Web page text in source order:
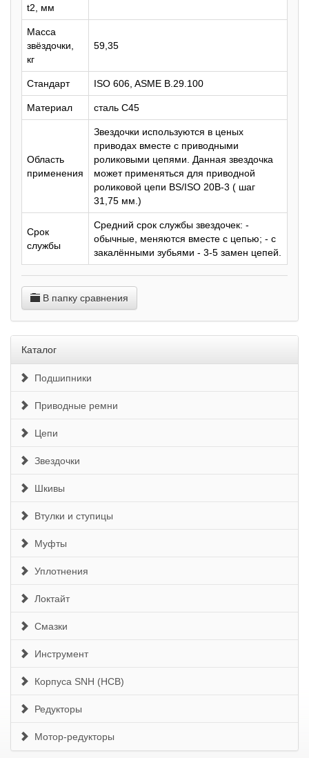
t2, мм
Масса
звёздочки,
кг
59,35
Стандарт ISO 606, ASME B.29.100
Материал сталь C45
Область
применения
Звездочки используются в ценых
приводах вместе с приводными
роликовыми цепями. Данная звездочка
может применяться для приводной
роликовой цепи BS/ISO 20B-3 ( шаг
31,75 мм.)
Срок
службы
Средний срок службы звездочек: -
обычные, меняются вместе с цепью; - с
закалёнными зубьями - 3-5 замен цепей.
В папку сравнения
Каталог
Подшипники
Приводные ремни
Цепи
Звездочки
Шкивы
Втулки и ступицы
Муфты
Уплотнения
Локтайт
Смазки
Инструмент
Корпуса SNH (HCB)
Редукторы
Мотор-редукторы